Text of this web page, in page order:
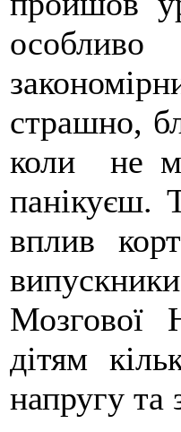
страшно,
коли не
панікуєш.
вплив
Мозгової
дітям
напругу та